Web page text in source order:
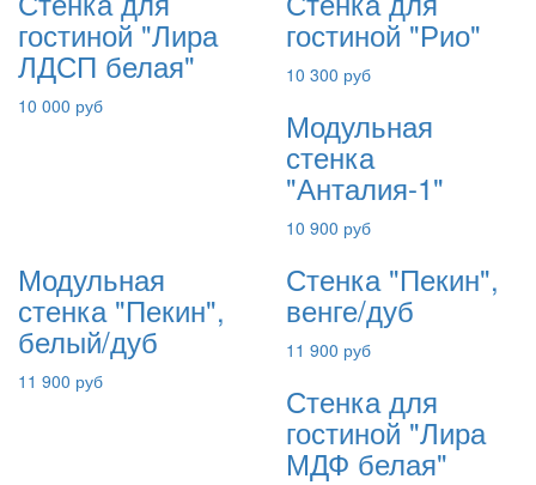
гостиной "Лира
ЛДСП белая"
10 000 руб
гостиной "Рио"
10 300 руб
Модульная
стенка
"Анталия-1"
10 900 руб
Модульная
стенка "Пекин",
белый/дуб
11 900 руб
Стенка "Пекин",
венге/дуб
11 900 руб
Стенка для
гостиной "Лира
МДФ белая"